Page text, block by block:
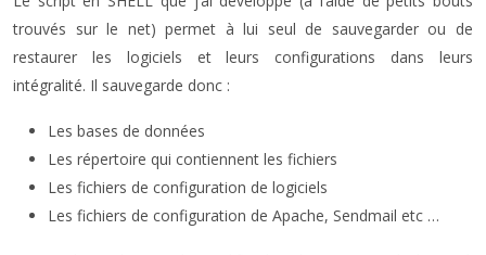
trouvés sur le net) permet à lui seul de sauvegarder ou de
restaurer les logiciels et leurs configurations dans leurs
intégralité. Il sauvegarde donc :
Les bases de données
Les répertoire qui contiennent les fichiers
Les fichiers de configuration de logiciels
Les fichiers de configuration de Apache, Sendmail etc …